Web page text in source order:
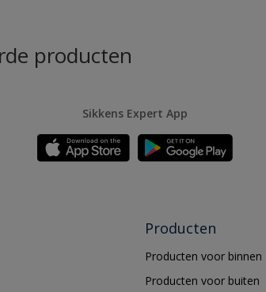
producten
Sikkens Expert App
Producten
Producten voor binnen
Producten voor buiten